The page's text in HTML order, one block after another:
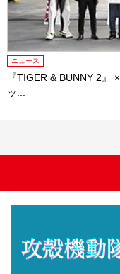
ニュース
『TIGER & BUNNY 2』
ッ...